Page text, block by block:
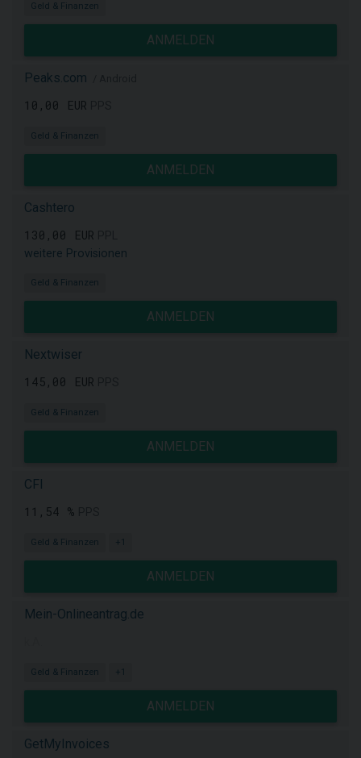
Geld & Finanzen
ANMELDEN
Peaks.com
10,00 EUR
Geld & Finanzen
ANMELDEN
Cashtero
130,00 EUR
weitere Provisionen
Geld & Finanzen
ANMELDEN
Nextwiser
145,00 EUR
Geld & Finanzen
ANMELDEN
CFI
11,54 %
Geld & Finanzen +1
ANMELDEN
Mein-Onlineantrag.de
Geld & Finanzen +1
ANMELDEN
GetMyInvoices